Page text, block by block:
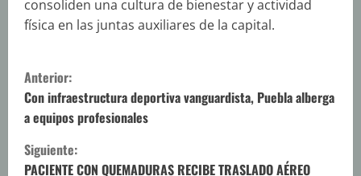
consoliden una cultura de bienestar y actividad
física en las juntas auxiliares de la capital.
S
i
g
Anterior:
Con infraestructura deportiva vanguardista, Puebla alberga
a equipos profesionales
Siguiente:
PACIENTE CON QUEMADURAS RECIBE TRASLADO AÉREO